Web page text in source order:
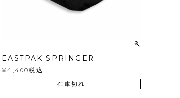
EASTPAK SPRINGER
¥4,400税込
在庫切れ